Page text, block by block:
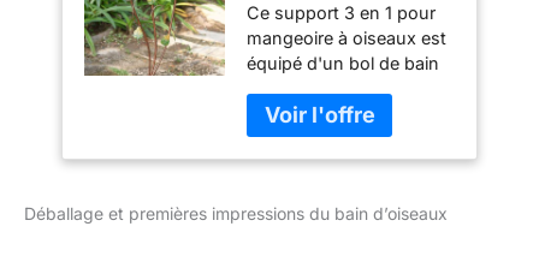
l'extérieur, bain
d'oiseaux à 3
niveaux avec
mangeoires, bols
autoportants pour
extérieur, jardin,
porche, 88,9 cm de
Ce support 3 en 1 pour
mangeoire à oiseaux est
équipé d'un bol de bain
mangeoires Construit en
fer, le piédestal à 3
niveaux est
et dispose d'une base
Déballage et premières impressions du bain d’oiseaux